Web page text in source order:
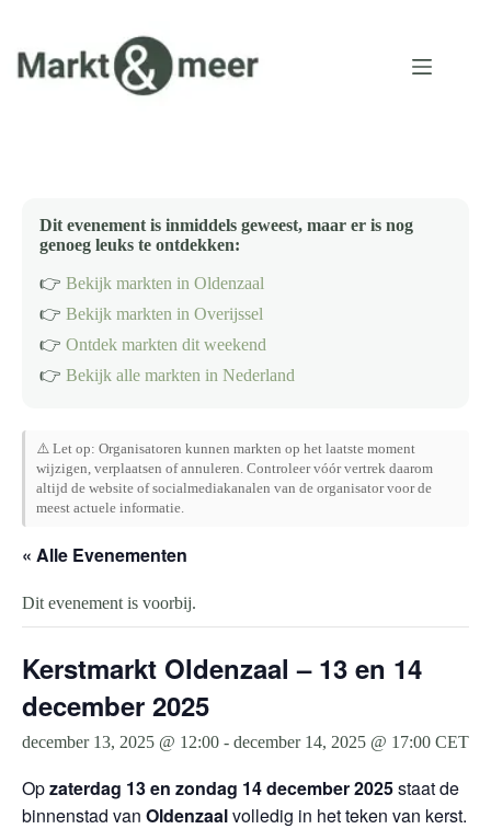
inhoud
Dit evenement is inmiddels geweest, maar er is nog
genoeg leuks te ontdekken:
👉 Bekijk markten in Oldenzaal
👉 Bekijk markten in Overijssel
👉 Ontdek markten dit weekend
👉 Bekijk alle markten in Nederland
⚠️ Let op: Organisatoren kunnen markten op het laatste moment
wijzigen, verplaatsen of annuleren. Controleer vóór vertrek daarom
altijd de website of socialmediakanalen van de organisator voor de
meest actuele informatie.
« Alle Evenementen
Dit evenement is voorbij.
Kerstmarkt Oldenzaal – 13 en 14
december 2025
december 13, 2025 @ 12:00 - december 14, 2025 @ 17:00 CET
Opzaterdag 13 en zondag 14 december 2025staat de
binnenstad van Oldenzaalvolledig in het teken van kerst.